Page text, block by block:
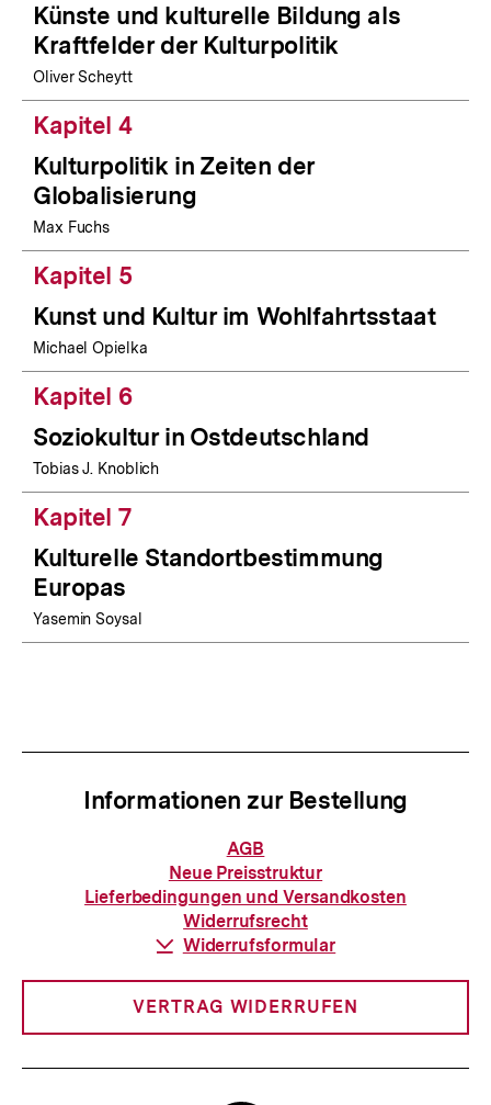
Künste und kulturelle Bildung als
Kraftfelder der Kulturpolitik
Oliver Scheytt
Kapitel 4
Kulturpolitik in Zeiten der
Globalisierung
Max Fuchs
Kapitel 5
Kunst und Kultur im Wohlfahrtsstaat
Michael Opielka
Kapitel 6
Soziokultur in Ostdeutschland
Tobias J. Knoblich
Kapitel 7
Kulturelle Standortbestimmung
Europas
Yasemin Soysal
Informationen zur Bestellung
Informationen
zur
Bestellung
AGB
Neue Preisstruktur
Lieferbedingungen und Versandkosten
Widerrufsrecht
Download-
Widerrufsformular
VERTRAG WIDERRUFEN